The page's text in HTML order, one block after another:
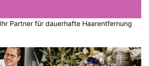
Partner für dauerhafte Haarentfernung